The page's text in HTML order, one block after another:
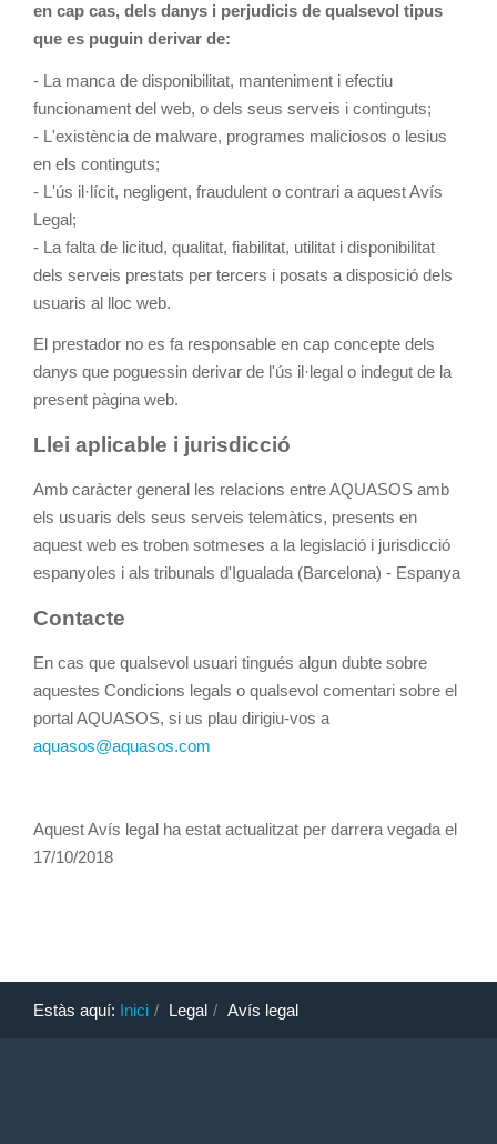
en cap cas, dels danys i perjudicis de qualsevol tipus
que es puguin derivar de:
- La manca de disponibilitat, manteniment i efectiu
funcionament del web, o dels seus serveis i continguts;
- L'existència de malware, programes maliciosos o lesius
en els continguts;
- L'ús il·lícit, negligent, fraudulent o contrari a aquest Avís
Legal;
- La falta de licitud, qualitat, fiabilitat, utilitat i disponibilitat
dels serveis prestats per tercers i posats a disposició dels
usuaris al lloc web.
El prestador no es fa responsable en cap concepte dels
danys que poguessin derivar de l'ús il·legal o indegut de la
present pàgina web.
Llei aplicable i jurisdicció
Amb caràcter general les relacions entre AQUASOS amb
els usuaris dels seus serveis telemàtics, presents en
aquest web es troben sotmeses a la legislació i jurisdicció
espanyoles i als tribunals d'Igualada (Barcelona) - Espanya
Contacte
En cas que qualsevol usuari tingués algun dubte sobre
aquestes Condicions legals o qualsevol comentari sobre el
portal AQUASOS, si us plau dirigiu-vos a
aquasos@aquasos.com
Aquest Avís legal ha estat actualitzat per darrera vegada el
17/10/2018
Estàs aquí: Inici Legal Avís legal